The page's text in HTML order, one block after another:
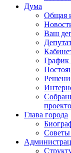
Дума
Общая
Ваш
График
Глава города
Советы